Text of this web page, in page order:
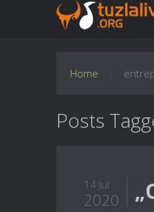
Home
Posts
14 Jul
2020